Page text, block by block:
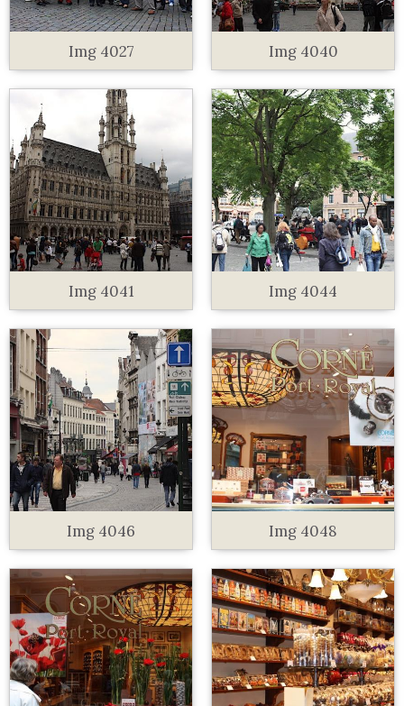
Img 4027 Img 4040
Img 4041 Img 4044
Img 4046 Img 4048